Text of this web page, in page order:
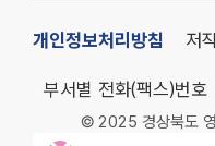
개인정보처리방침 저
부서별 전화(팩스)번호
© 2025 경상북도